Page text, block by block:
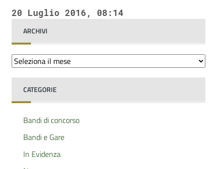
ARCHIVI
Archivi
CATEGORIE
Bandi di concorso
Bandi e Gare
In Evidenza
20 Luglio 2016, 08:14